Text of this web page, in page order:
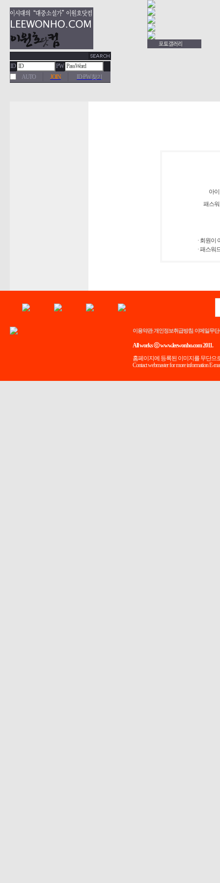
ID
PW
AUTO
JOIN ID·PW 찾기
아
패스
· 회원이
· 패스워
이용약관| 개인정보취급방침 이메일무
All works ⓒ www.leewonho.com 2011.
홈페이지에 등록된 이미지를 무단으
Contact webmaster for more information E-